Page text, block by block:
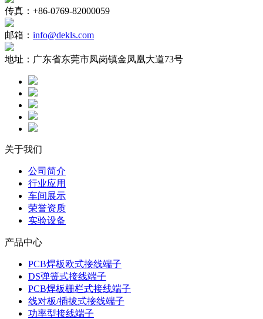
传真： +86-0769-82000059
邮箱： info@dekls.com
地址： 广东省东莞市凤岗镇金凤凰大道73号
关于我们
公司简介
行业应用
车间展示
荣誉资质
实验设备
产品中心
PCB焊板欧式接线端子
DS弹簧式接线端子
PCB焊板栅栏式接线端子
线对板/插拔式接线端子
功率型接线端子